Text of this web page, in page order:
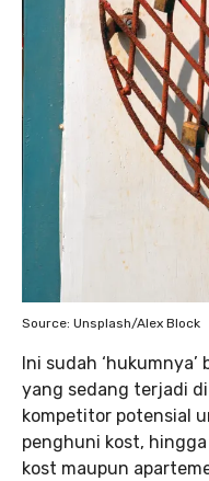
Source: Unsplash/Alex Block
Ini sudah
yang sedang terjadi
kompetitor potensial
penghuni kost,
kost maupun